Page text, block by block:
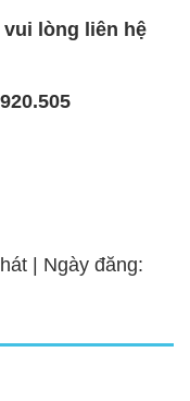
vui lòng liên hệ
| Ngày đăng: